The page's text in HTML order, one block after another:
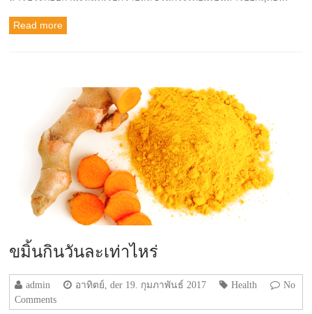
Read more
ขมิ้นกินวันละเท่าไหร่
admin อาทิตย์, der 19. กุมภาพันธ์ 2017 Health
No
Comments